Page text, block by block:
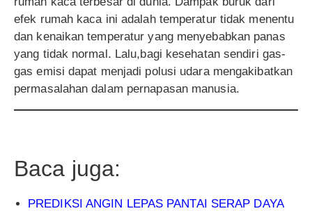
efek rumah kaca ini adalah temperatur tidak menentu
dan kenaikan temperatur yang menyebabkan panas
yang tidak normal. Lalu,bagi kesehatan sendiri gas-
gas emisi dapat menjadi polusi udara mengakibatkan
permasalahan dalam pernapasan manusia.
Baca juga:
PREDIKSI ANGIN LEPAS PANTAI SERAP DAYA